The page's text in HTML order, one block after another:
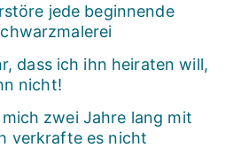
jede beginnende
dass ich ihn heiraten will,
nicht!
zwei Jahre lang mit
verkrafte es nicht